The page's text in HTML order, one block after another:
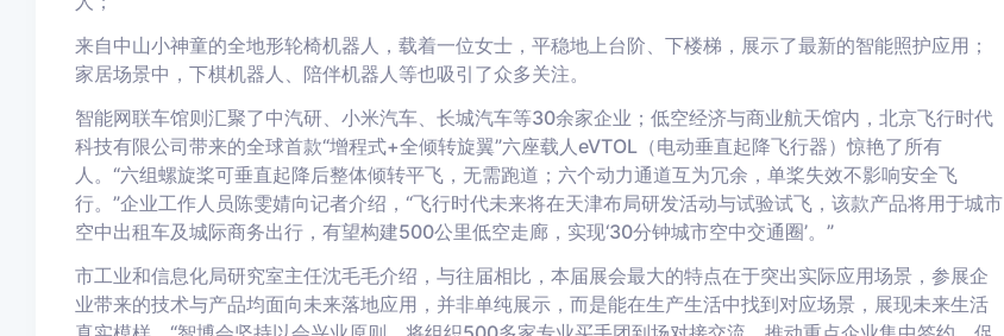
来自中山小神童的全地形轮椅机器人，载着一位女士，平稳地上台阶、下楼梯，展示了最新的智能照护应用；
家居场景中，下棋机器人、陪伴机器人等也吸引了众多关注。
智能网联车馆则汇聚了中汽研、小米汽车、长城汽车等30余家企业；低空经济与商业航天馆内，北京飞行时代
科技有限公司带来的全球首款“增程式+全倾转旋翼”六座载人eVTOL（电动垂直起降飞行器）惊艳了所有
人。“六组螺旋桨可垂直起降后整体倾转平飞，无需跑道；六个动力通道互为冗余，单桨失效不影响安全飞
行。”企业工作人员陈雯婧向记者介绍，“飞行时代未来将在天津布局研发活动与试验试飞，该款产品将用于城市
空中出租车及城际商务出行，有望构建500公里低空走廊，实现‘30分钟城市空中交通圈’。”
市工业和信息化局研究室主任沈毛毛介绍，与往届相比，本届展会最大的特点在于突出实际应用场景，参展企
业带来的技术与产品均面向未来落地应用，并非单纯展示，而是能在生产生活中找到对应场景，展现未来生活